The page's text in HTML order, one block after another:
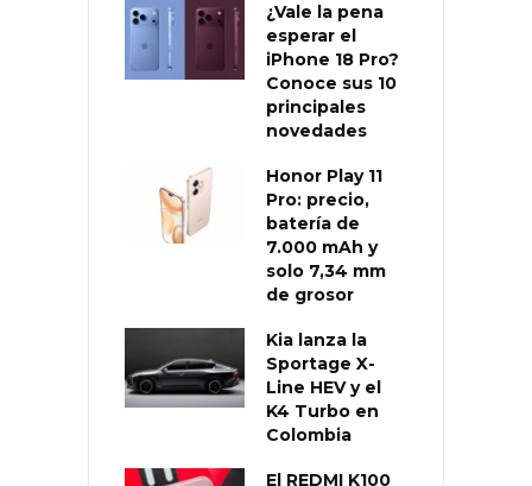
¿Vale la pena
esperar el
iPhone 18 Pro?
Conoce sus 10
principales
novedades
Honor Play 11
Pro: precio,
batería de
7.000 mAh y
solo 7,34 mm
de grosor
Kia lanza la
Sportage X-
Line HEV y el
K4 Turbo en
Colombia
El REDMI K100